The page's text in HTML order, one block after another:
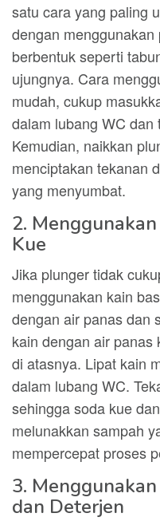
satu cara yang paling
dengan
berbentuk seperti
ujungnya. Cara
mudah, cukup
dalam lubang WC
Kemudian, naikkan
menciptakan tekanan
yang menyumbat.
2.
Kue
Jika plunger tidak
menggunakan kain
dengan air panas dan
kain dengan air
di atasnya. Lipat kain
dalam lubang WC.
sehingga soda kue
melunakkan sampah
mempercepat proses
3.
dan Deterjen